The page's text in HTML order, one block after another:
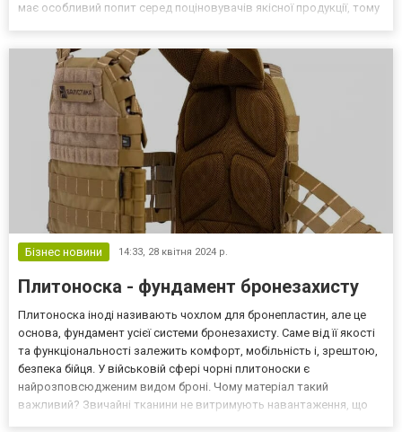
має особливий попит серед поціновувачів якісної продукції, тому
Бізнес новини 14:33, 28 квітня 2024 р.
Плитоноска - фундамент бронезахисту
Плитоноска іноді називають чохлом для бронепластин, але це
основа, фундамент усієї системи бронезахисту. Саме від її якості
та функціональності залежить комфорт, мобільність і, зрештою,
безпека бійця. У військовій сфері чорні плитоноски є
найрозповсюдженим видом броні. Чому матеріал такий
важливий? Звичайні тканини не витримують навантаження, що